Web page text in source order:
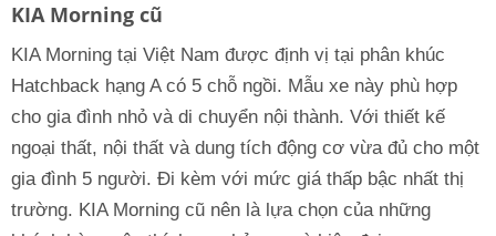
KIA Morning cũ
KIA Morning tại Việt Nam được định vị tại phân khúc
Hatchback hạng A có 5 chỗ ngồi. Mẫu xe này phù hợp
cho gia đình nhỏ và di chuyển nội thành. Với thiết kế
ngoại thất, nội thất và dung tích động cơ vừa đủ cho một
gia đình 5 người. Đi kèm với mức giá thấp bậc nhất thị
trường. KIA Morning cũ nên là lựa chọn của những